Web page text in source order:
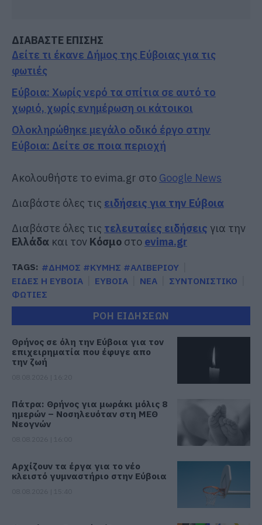
ΔΙΑΒΑΣΤΕ ΕΠΙΣΗΣ
Δείτε τι έκανε Δήμος της Εύβοιας για τις
φωτιές
Εύβοια: Χωρίς νερό τα σπίτια σε αυτό το
χωριό, χωρίς ενημέρωση οι κάτοικοι
Ολοκληρώθηκε μεγάλο οδικό έργο στην
Εύβοια: Δείτε σε ποια περιοχή
Ακολουθήστε το evima.gr στο Google News
Διαβάστε όλες τις ειδήσεις για την Εύβοια
Διαβάστε όλες τις τελευταίες ειδήσεις για την
Ελλάδα και τον Κόσμο στο evima.gr
TAGS: #ΔΗΜΟΣ #ΚΥΜΗΣ #ΑΛΙΒΕΡΙΟΥ
ΕΙΔΕΣ Η ΕΥΒΟΙΑ
ΕΥΒΟΙΑ ΝΕΑ
ΣΥΝΤΟΝΙΣΤΙΚΟ
ΦΩΤΙΕΣ
ΡΟΗ ΕΙΔΗΣΕΩΝ
Θρήνος σε όλη την Εύβοια για τον
επιχειρηματία που έφυγε απο
την ζωή
Πάτρα: Θρήνος για μωράκι μόλις 8
ημερών – Νοσηλευόταν στη ΜΕΘ
Νεογνών
Αρχίζουν τα έργα για το νέο
κλειστό γυμναστήριο στην Εύβοια